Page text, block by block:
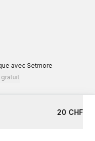
avec Setmore
20 CHF